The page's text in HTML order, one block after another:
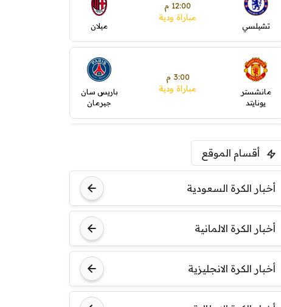
تشيلسي
12:00 م
مباراة ودية
ميلان
مانشستر
يونايتد
3:00 م
مباراة ودية
باريس سان
جيرمان
فرينتسفاروشي ريال مدريد
مباراة ودية
نوتنغهام
فورست
8:00 م
أقسام الموقع
أخبار الكرة السعودية
أخبار الكرة الالمانية
أخبار الكرة الانجليزية